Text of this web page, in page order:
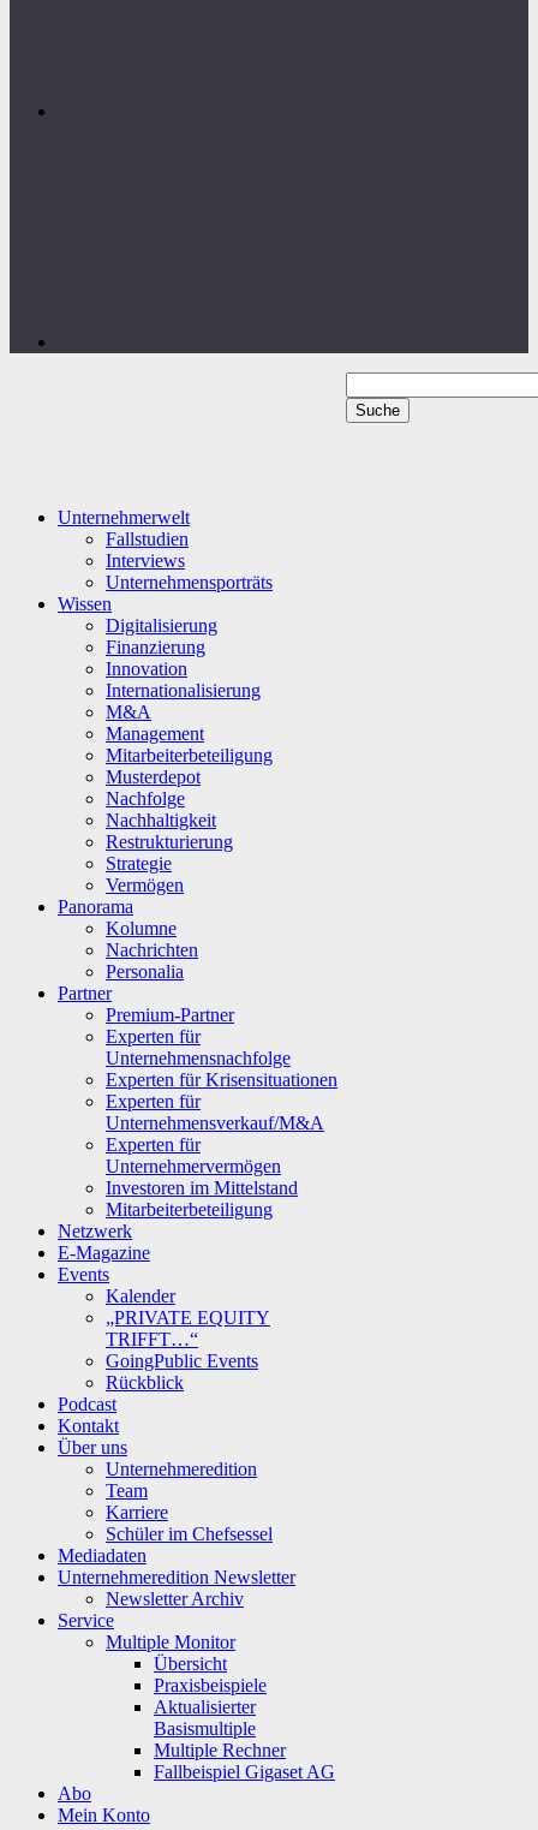
Unternehmerwelt
Fallstudien
Interviews
Unternehmensporträts
Wissen
Digitalisierung
Finanzierung
Innovation
Internationalisierung
M&A
Management
Mitarbeiterbeteiligung
Musterdepot
Nachfolge
Nachhaltigkeit
Restrukturierung
Strategie
Vermögen
Panorama
Kolumne
Nachrichten
Personalia
Partner
Premium-Partner
Experten für
Unternehmensnachfolge
Experten für Krisensituationen
Experten für
Unternehmensverkauf/M&A
Experten für
Unternehmervermögen
Investoren im Mittelstand
Mitarbeiterbeteiligung
Netzwerk
E-Magazine
Events
Kalender
„PRIVATE EQUITY
TRIFFT…“
GoingPublic Events
Rückblick
Podcast
Kontakt
Über uns
Unternehmeredition
Team
Karriere
Schüler im Chefsessel
Mediadaten
Unternehmeredition Newsletter
Newsletter Archiv
Service
Multiple Monitor
Übersicht
Praxisbeispiele
Aktualisierter
Basismultiple
Multiple Rechner
Fallbeispiel Gigaset AG
Abo
Mein Konto